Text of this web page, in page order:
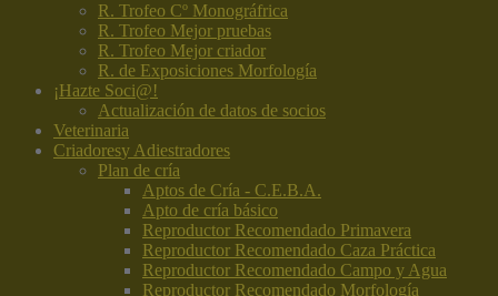
R. Trofeo Cº Monográfrica
R. Trofeo Mejor pruebas
R. Trofeo Mejor criador
R. de Exposiciones Morfología
¡Hazte Soci@!
Actualización de datos de socios
Veterinaria
Criadoresy Adiestradores
Plan de cría
Aptos de Cría - C.E.B.A.
Apto de cría básico
Reproductor Recomendado Primavera
Reproductor Recomendado Caza Práctica
Reproductor Recomendado Campo y Agua
Reproductor Recomendado Morfología